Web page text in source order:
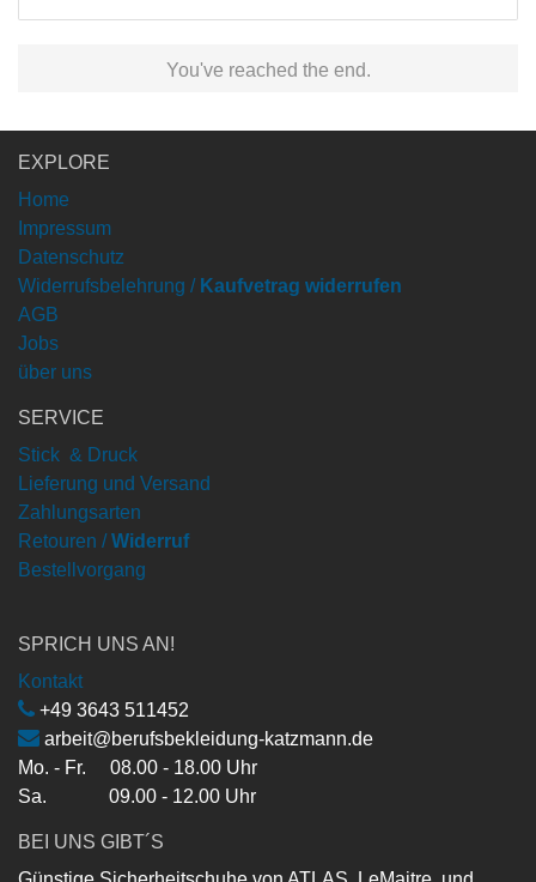
You've reached the end.
EXPLORE
Home
Impressum
Datenschutz
Widerrufsbelehrung / Kaufvetrag widerrufen
AGB
Jobs
über uns
SERVICE
Stick & Druck
Lieferung und Versand
Zahlungsarten
Retouren / Widerruf
Bestellvorgang
SPRICH UNS AN!
Kontakt
+49 3643 511452
arbeit@berufsbekleidung-katzmann.de
Mo. - Fr. 08.00 - 18.00 Uhr
Sa. 09.00 - 12.00 Uhr
BEI UNS GIBT´S